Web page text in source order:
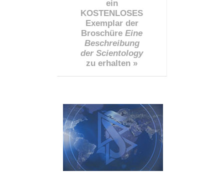
ein
KOSTENLOSES
Exemplar der
Broschüre Eine
Beschreibung
der Scientology
zu erhalten »